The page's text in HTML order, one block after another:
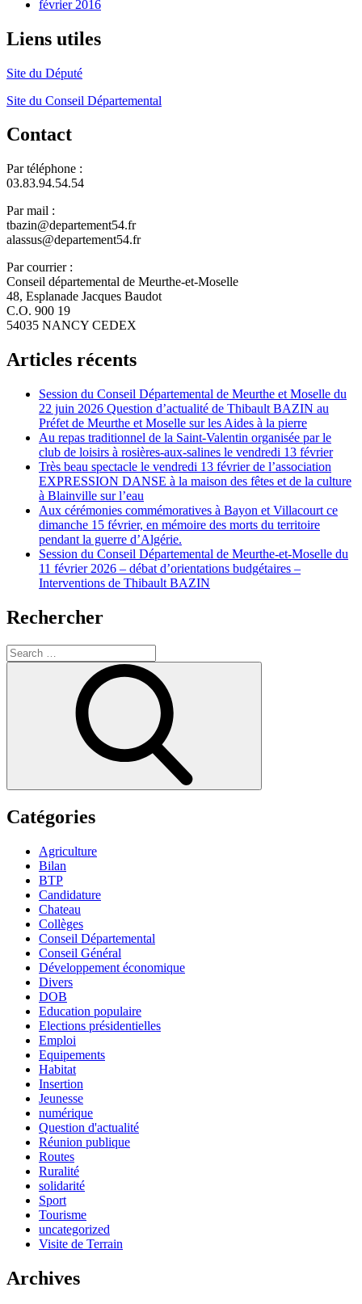
février 2016
Liens utiles
Site du Député
Site du Conseil Départemental
Contact
Par téléphone :
03.83.94.54.54
Par mail :
tbazin@departement54.fr
alassus@departement54.fr
Par courrier :
Conseil départemental de Meurthe-et-Moselle
48, Esplanade Jacques Baudot
C.O. 900 19
54035 NANCY CEDEX
Articles récents
Session du Conseil Départemental de Meurthe et Moselle du
22 juin 2026 Question d’actualité de Thibault BAZIN au
Préfet de Meurthe et Moselle sur les Aides à la pierre
Au repas traditionnel de la Saint-Valentin organisée par le
club de loisirs à rosières-aux-salines le vendredi 13 février
Très beau spectacle le vendredi 13 février de l’association
EXPRESSION DANSE à la maison des fêtes et de la culture
à Blainville sur l’eau
Aux cérémonies commémoratives à Bayon et Villacourt ce
dimanche 15 février, en mémoire des morts du territoire
pendant la guerre d’Algérie.
Session du Conseil Départemental de Meurthe-et-Moselle du
11 février 2026 – débat d’orientations budgétaires –
Interventions de Thibault BAZIN
Rechercher
Search
for:
Catégories
Agriculture
Bilan
BTP
Candidature
Chateau
Collèges
Conseil Départemental
Conseil Général
Développement économique
Divers
DOB
Education populaire
Elections présidentielles
Emploi
Equipements
Habitat
Insertion
Jeunesse
numérique
Question d'actualité
Réunion publique
Routes
Ruralité
solidarité
Sport
Tourisme
uncategorized
Visite de Terrain
Archives